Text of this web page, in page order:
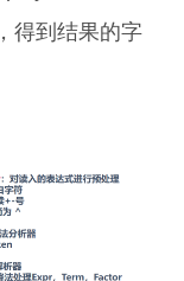
得到结果的字